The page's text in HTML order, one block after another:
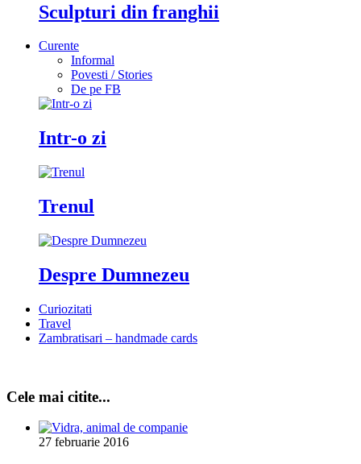
Sculpturi din franghii
Curente
Informal
Povesti / Stories
De pe FB
Intr-o zi
Trenul
Despre Dumnezeu
Curiozitati
Travel
Zambratisari – handmade cards
Cele mai citite...
27 februarie 2016